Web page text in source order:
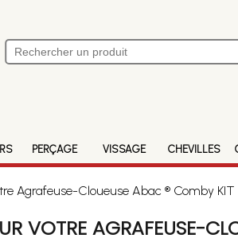
PERÇAGE VISSAGE CHEVILLES
Agrafeuse-Cloueuse Abac ® Comby KIT
VOTRE AGRAFEUSE-